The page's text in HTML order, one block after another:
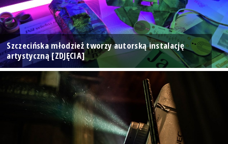
Szczecińska młodzież tworzy autorską instalację
artystyczną [ZDJĘCIA]